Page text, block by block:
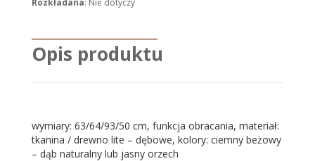
Opis produktu
wymiary: 63/64/93/50 cm, funkcja obracania, materiał:
tkanina / drewno lite – dębowe, kolory: ciemny beżowy
– dąb naturalny lub jasny orzech